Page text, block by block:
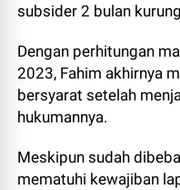
subsider 2 bulan
Dengan perhitungan
2023, Fahim akhirnya
bersyarat setelah
hukumannya.
Meskipun sudah
mematuhi kewajiban